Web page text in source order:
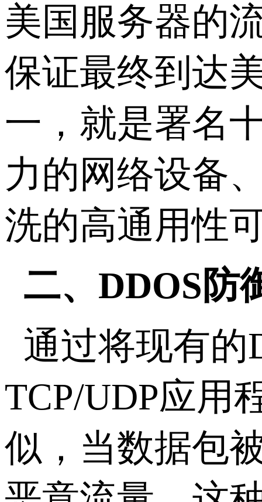
美国服务器的
保证最终到达
一，就是署名
力的网络设备
洗的高通用性
二、DDOS防
通过将现有的
TCP/UDP应用
似，当数据包